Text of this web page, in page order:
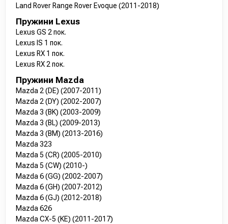
Land Rover Range Rover Evoque (2011-2018)
Пружини Lexus
Lexus GS 2 пок.
Lexus IS 1 пок.
Lexus RX 1 пок.
Lexus RX 2 пок.
Пружини Mazda
Mazda 2 (DE) (2007-2011)
Mazda 2 (DY) (2002-2007)
Mazda 3 (BK) (2003-2009)
Mazda 3 (BL) (2009-2013)
Mazda 3 (BM) (2013-2016)
Mazda 323
Mazda 5 (CR) (2005-2010)
Mazda 5 (CW) (2010-)
Mazda 6 (GG) (2002-2007)
Mazda 6 (GH) (2007-2012)
Mazda 6 (GJ) (2012-2018)
Mazda 626
Mazda CX-5 (KE) (2011-2017)